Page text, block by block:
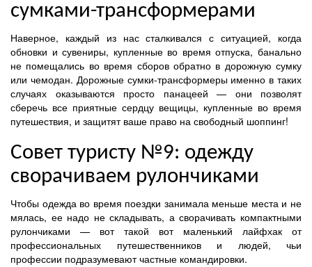
сумками-трансформерами
Наверное, каждый из нас сталкивался с ситуацией, когда
обновки и сувениры, купленные во время отпуска, банально
не помещались во время сборов обратно в дорожную сумку
или чемодан. Дорожные сумки-трансформеры именно в таких
случаях оказываются просто панацеей — они позволят
сберечь все приятные сердцу вещицы, купленные во время
путешествия, и защитят ваше право на свободный шоппинг!
Совет туристу №9: одежду
сворачиваем рулончиками
Чтобы одежда во время поездки занимала меньше места и не
мялась, ее надо не складывать, а сворачивать компактными
рулончиками — вот такой вот маленький лайфхак от
профессиональных путешественников и людей, чьи
профессии подразумевают частные командировки.